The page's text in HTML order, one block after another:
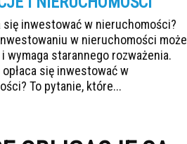
się inwestować w nieruchomości?
w nieruchomości może
wymaga starannego rozważenia.
opłaca się inwestować w
To pytanie, które...